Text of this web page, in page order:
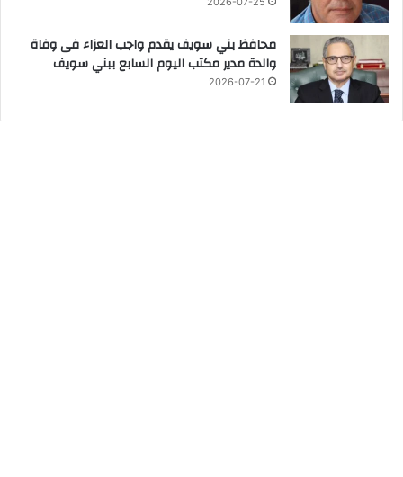
محافظ بني سويف يقدم واجب العزاء فى وفاة
والدة مدير مكتب اليوم السابع ببني سويف
2026-07-21